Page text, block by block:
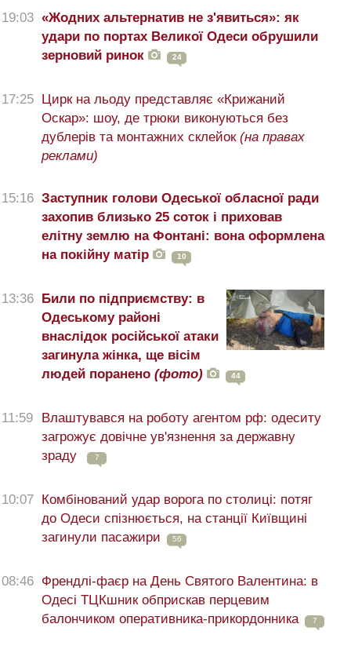
19:03 «Жодних альтернатив не з'явиться»: як
удари по портах Великої Одеси обрушили
зерновий ринок
24
17:25 Цирк на льоду представляє «Крижаний
Оскар»: шоу, де трюки виконуються без
дублерів та монтажних склейок (на правах
реклами)
15:16 Заступник голови Одеської обласної ради
захопив близько 25 соток і приховав
елітну землю на Фонтані: вона оформлена
на покійну матір
10
13:36 Били по підприємству: в
Одеському районі
внаслідок російської атаки
загинула жінка, ще вісім
людей поранено (фото) 44
11:59
Влаштувався на роботу агентом рф: одеситу
загрожує довічне ув'язнення за державну
зраду
7
10:07 Комбінований удар ворога по столиці: потяг
до Одеси спізнюється, на станції Київщині
загинули пасажири
56
08:46 Френдлі-фаєр на День Святого Валентина: в
Одесі ТЦКшник обприскав перцевим
балончиком оперативника-прикордонника
7